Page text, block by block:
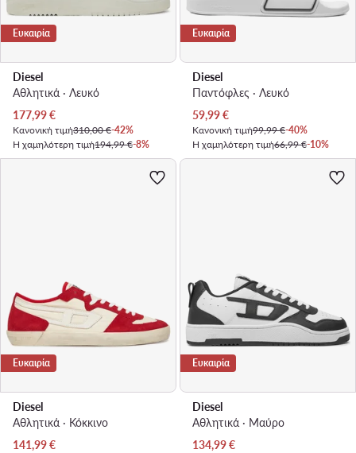
Ευκαιρία
Diesel
Αθλητικά · Λευκό
Τρέχουσα τιμή
177,99€
Κανονική τιμή310,00 €-42%
Η χαμηλότερη τιμή194,99 €-8%
Ευκαιρία
Diesel
Παντόφλες · Λευκό
Τρέχουσα τιμή
59,99€
Κανονική τιμή99,99 €-40%
Η χαμηλότερη τιμή66,99 €-10%
Ευκαιρία
Diesel
Αθλητικά · Κόκκινο
Τρέχουσα τιμή
141,99€
Ευκαιρία
Diesel
Αθλητικά · Μαύρο
Τρέχουσα τιμή
134,99€